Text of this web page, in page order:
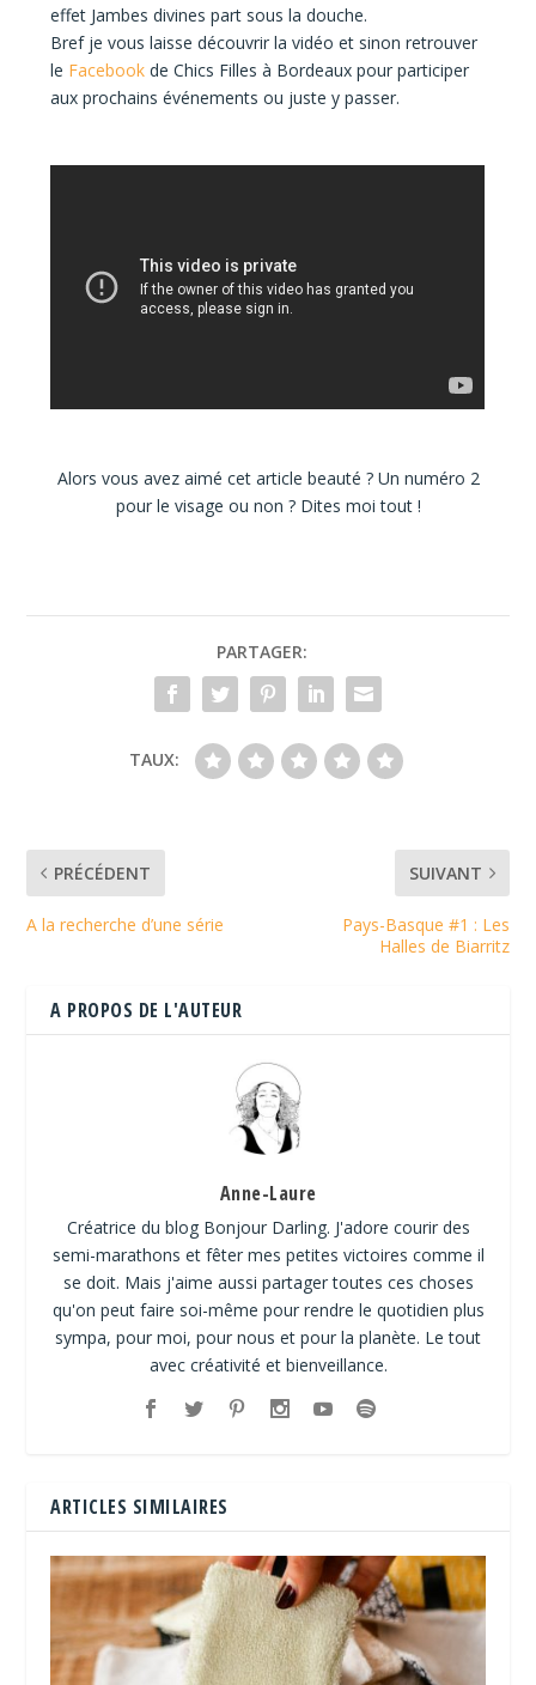
effet Jambes divines part sous la douche.
Bref je vous laisse découvrir la vidéo et sinon retrouver
le Facebook de Chics Filles à Bordeaux pour participer
aux prochains événements ou juste y passer.
Alors vous avez aimé cet article beauté ? Un numéro 2
pour le visage ou non ? Dites moi tout !
PARTAGER:
TAUX:
PRÉCÉDENT
A la recherche d’une série
SUIVANT
Pays-Basque #1 : Les
Halles de Biarritz
A PROPOS DE L'AUTEUR
Anne-Laure
Créatrice du blog Bonjour Darling. J'adore courir des
semi-marathons et fêter mes petites victoires comme il
se doit. Mais j'aime aussi partager toutes ces choses
qu'on peut faire soi-même pour rendre le quotidien plus
sympa, pour moi, pour nous et pour la planète. Le tout
avec créativité et bienveillance.
ARTICLES SIMILAIRES